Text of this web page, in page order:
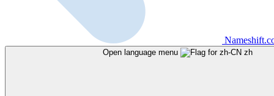
Open language menu zh